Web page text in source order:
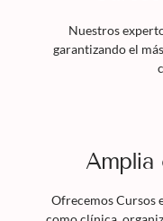
Nuestros
garantizando el
Amplia
OfrecemosCursos